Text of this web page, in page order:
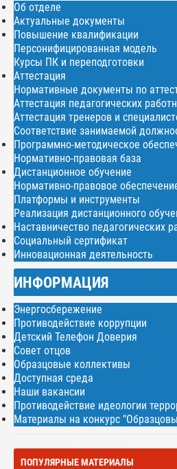
Об отделе
Актуальные документы
Повышение квалификации
Персонифицированная модель
Курсы ПК и переподготовки
Аттестация
Нормативные документы по
Аттестация педагогических
Аттестация тренеров и
Соответствие занимаемой
Программно-методическое
Нормативно-правовая база
Дистанционное обучение
Нормативно-правовое
Платформы и инструменты
Реализация дистанционного
Наставничество педагогических
Социальный сертификат
Инновационная деятельность
ИНФОРМАЦИЯ
Энергосбережение
Противодействие коррупции
Детский Телефон Доверия
Совет отцов
Образцовые коллективы
Доступная среда
Наши вакансии
Противодействие идеологии
Материалы на конкурс
ПОПУЛЯРНЫЕ МАТЕРИАЛЫ